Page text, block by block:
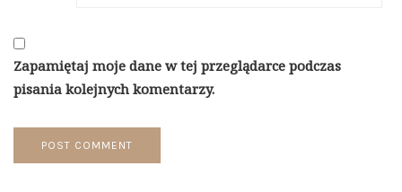
Zapamiętaj moje dane w tej przeglądarce podczas
pisania kolejnych komentarzy.